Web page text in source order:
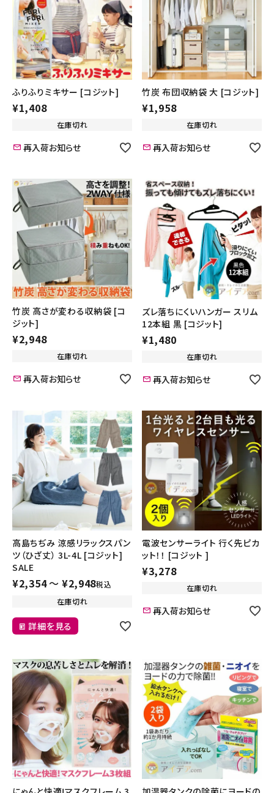
ふりふりミキサー [コジット]
¥1,408
在庫切れ
再入荷お知らせ
竹炭 布団収納袋 大 [コジット]
¥1,958
在庫切れ
再入荷お知らせ
竹炭 高さが変わる収納袋 [コ
ジット]
¥2,948
在庫切れ
再入荷お知らせ
ズレ落ちにくいハンガー スリム
12本組 黒 [コジット]
¥1,480
在庫切れ
再入荷お知らせ
高島ちぢみ 涼感リラックスパン
ツ（ひざ丈） 3L-4L [コジット]
SALE
¥2,354〜 ¥2,948税込
在庫切れ
詳細を見る
電波センサーライト 行く先ピカ
ット！！ [コジット ]
¥3,278
在庫切れ
再入荷お知らせ